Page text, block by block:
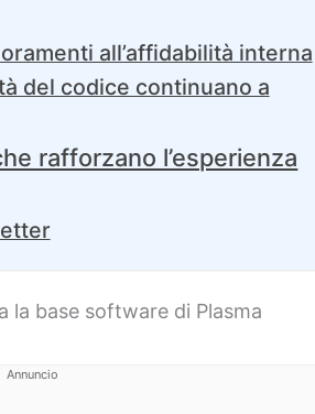
all’affidabilità interna
del codice continuano a
rafforzano l’esperienza
la base software di Plasma
Annuncio